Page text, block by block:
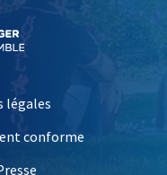
légales
conforme